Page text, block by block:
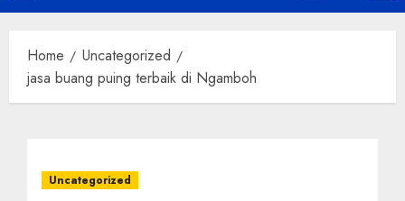
Menu
Home
Uncategorized
jasa buang puing terbaik di Ngamboh
Uncategorized